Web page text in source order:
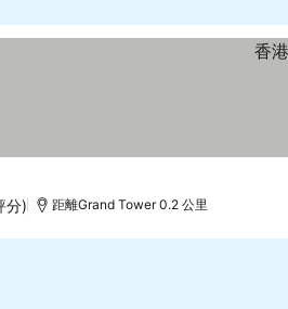
分) 距離Grand Tower 0.2 公里